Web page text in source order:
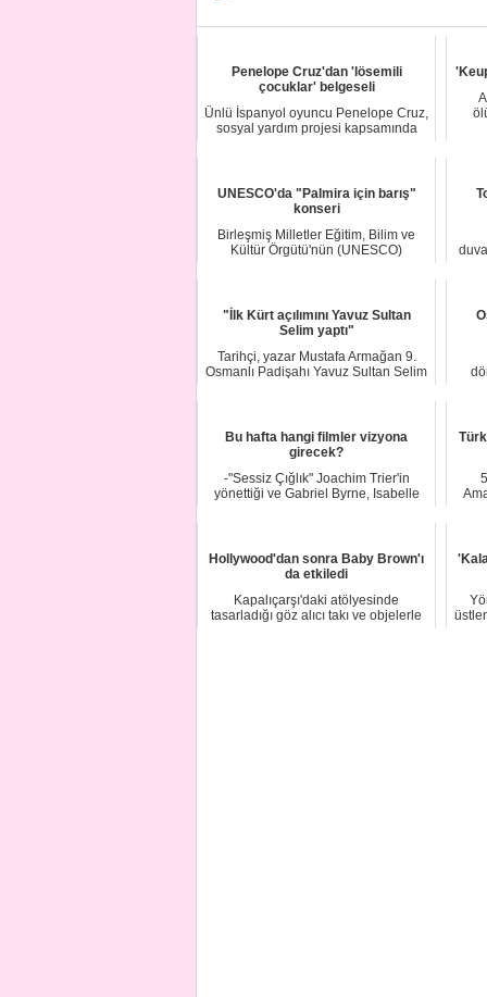
Penelope Cruz'dan 'lösemili
çocuklar' belgeseli
Ünlü İspanyol oyuncu Penelope Cruz,
sosyal yardım projesi kapsamında
UNESCO'da "Palmira için barış"
konseri
Birleşmiş Milletler Eğitim, Bilim ve
Kültür Örgütü'nün (UNESCO)
"İlk Kürt açılımını Yavuz Sultan
Selim yaptı"
Tarihçi, yazar Mustafa Armağan 9.
Osmanlı Padişahı Yavuz Sultan Selim
Bu hafta hangi filmler vizyona
girecek?
-"Sessiz Çığlık" Joachim Trier'in
yönettiği ve Gabriel Byrne, Isabelle
Hollywood'dan sonra Baby Brown'ı
da etkiledi
Kapalıçarşı'daki atölyesinde
tasarladığı göz alıcı takı ve objelerle